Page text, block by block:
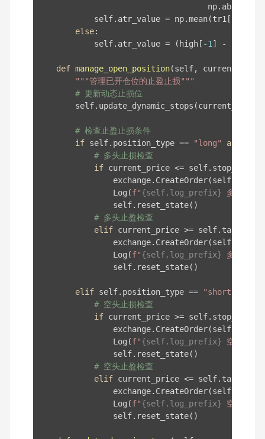
                                    np.abs(low[
self.atr_value = np.mean(tr1[-
else:
            self.atr_value = (high[
-1 ] - low[
def manage_open_position(self,
"""管理已开仓位的止盈止损"""
# 更新动态止损位
        self.update_dynamic_stops(current_price)
# 检查止盈止损条件
if self.position_type == "long" and
# 多头止损检查
if current_price <= self.stop_loss:
                Log(
f"{self.log_prefix} 多头止损
                self.reset_state()
# 多头止盈检查
elif current_price >=
                Log(
f"{self.log_prefix} 多头止盈
                self.reset_state()
elif self.position_type == "short"
# 空头止损检查
if current_price >= self.stop_loss:
                Log(
f"{self.log_prefix} 空头止损
                self.reset_state()
# 空头止盈检查
elif current_price <=
                Log(
f"{self.log_prefix} 空头止盈
                self.reset_state()